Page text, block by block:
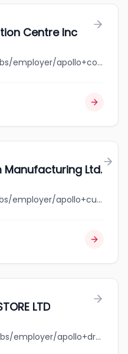
Centre Inc
jobbank.gc.ca/browsejobs/employer/apollo+convention+centre+inc/ca
Ltd.
jobbank.gc.ca/browsejobs/employer/apollo+custom+manufacturing+ltd./ca
LTD
jobbank.gc.ca/browsejobs/employer/apollo+drug+store+ltd/ca